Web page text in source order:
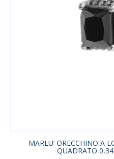
MARLU’ ORECCHINO A
QUADRATO